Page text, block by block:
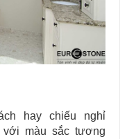
hay chiếu nghỉ
màu sắc tương